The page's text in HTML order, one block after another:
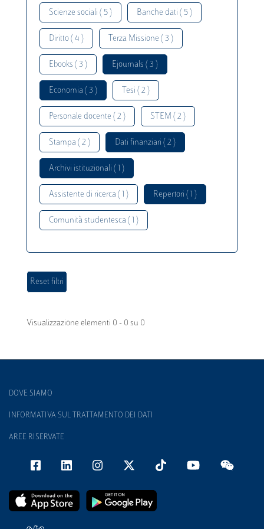
Scienze sociali ( 5 ) Banche dati ( 5 )
Diritto ( 4 ) Terza Missione ( 3 )
Ebooks ( 3 ) Ejournals ( 3 )
Economia ( 3 ) Tesi ( 2 )
Personale docente ( 2 ) STEM ( 2 )
Stampa ( 2 ) Dati finanziari ( 2 )
Archivi istituzionali ( 1 )
Assistente di ricerca ( 1 ) Repertori ( 1 )
Comunità studentesca ( 1 )
Visualizzazione elementi 0 - 0 su 0
DOVE SIAMO
INFORMATIVA SUL TRATTAMENTO DEI DATI
AREE RISERVATE